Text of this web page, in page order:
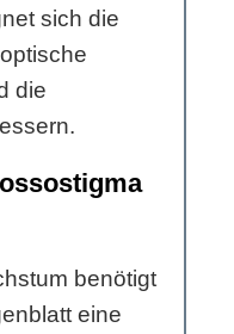
sich die
die
benötigt
eine